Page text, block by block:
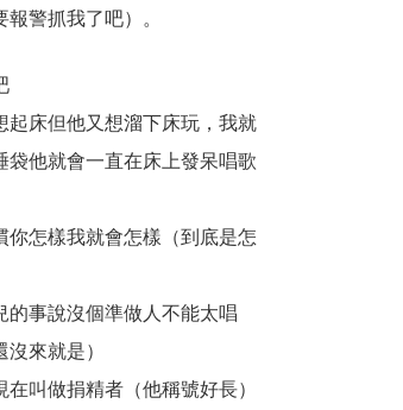
警抓我了吧）。
起床但他又想溜下床玩，我就
他就會一直在床上發呆唱歌
怎樣我就會怎樣（到底是怎
事說沒個準做人不能太唱
來就是）
叫做捐精者（他稱號好長）